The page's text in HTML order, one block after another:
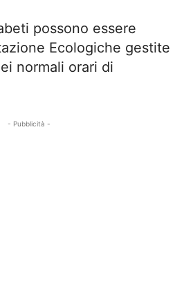
possono essere
Ecologiche gestite
normali orari di
- Pubblicità -